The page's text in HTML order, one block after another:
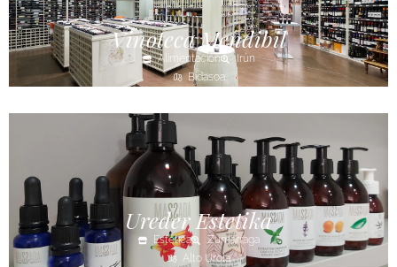
Vinoteca Mendibil
Alimentación
Irún
Bidasoa
Ureder Estetika
Estética
Zumarraga
Alto Urola